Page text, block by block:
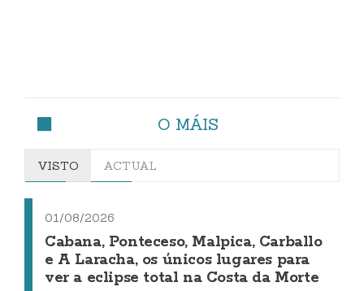
O MÁIS
VISTO ACTUAL
01/08/2026
Cabana, Ponteceso, Malpica, Carballo
e A Laracha, os únicos lugares para
ver a eclipse total na Costa da Morte